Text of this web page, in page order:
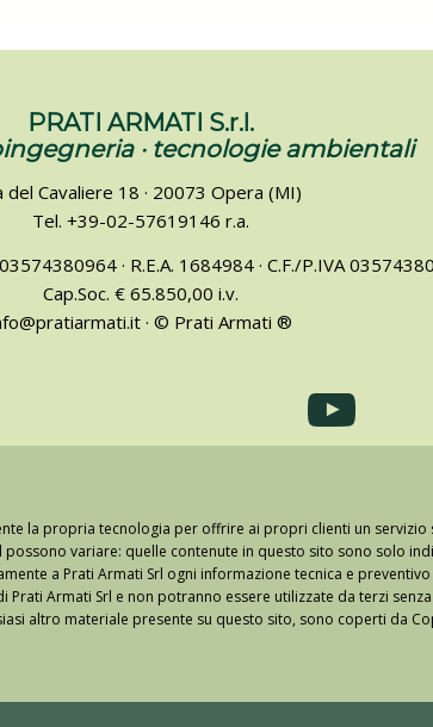
PRATI ARMATI S.r.l.
· tecnologie ambientali
del Cavaliere 18 · 20073 Opera (MI)
Tel. +39-02-57619146 r.a.
· R.E.A. 1684984 · C.F./P.IVA
Cap.Soc. € 65.850,00 i.v.
· © Prati Armati ®
la propria tecnologia per offrire ai propri clienti un servizio
variare: quelle contenute in questo sito sono solo
a Prati Armati Srl ogni informazione tecnica e
Armati Srl e non potranno essere utilizzate da terzi
altro materiale presente su questo sito, sono coperti da